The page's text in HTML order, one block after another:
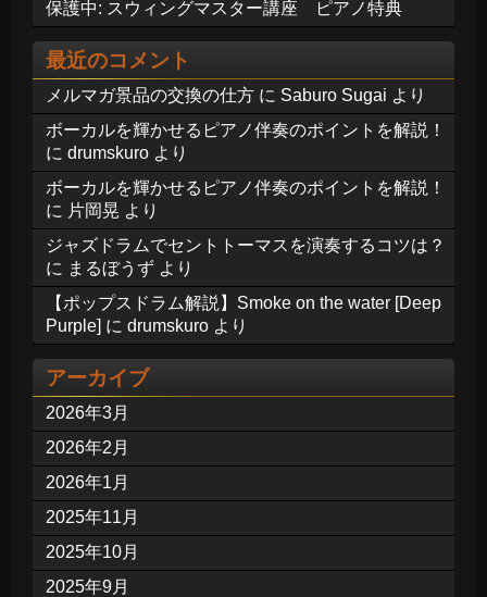
保護中: スウィングマスター講座 ピアノ特典
最近のコメント
メルマガ景品の交換の仕方 に Saburo Sugai より
ボーカルを輝かせるピアノ伴奏のポイントを解説！
に drumskuro より
ボーカルを輝かせるピアノ伴奏のポイントを解説！
に 片岡晃 より
ジャズドラムでセントトーマスを演奏するコツは？
に まるぼうず より
【ポップスドラム解説】Smoke on the water [Deep
Purple] に drumskuro より
アーカイブ
2026年3月
2026年2月
2026年1月
2025年11月
2025年10月
2025年9月